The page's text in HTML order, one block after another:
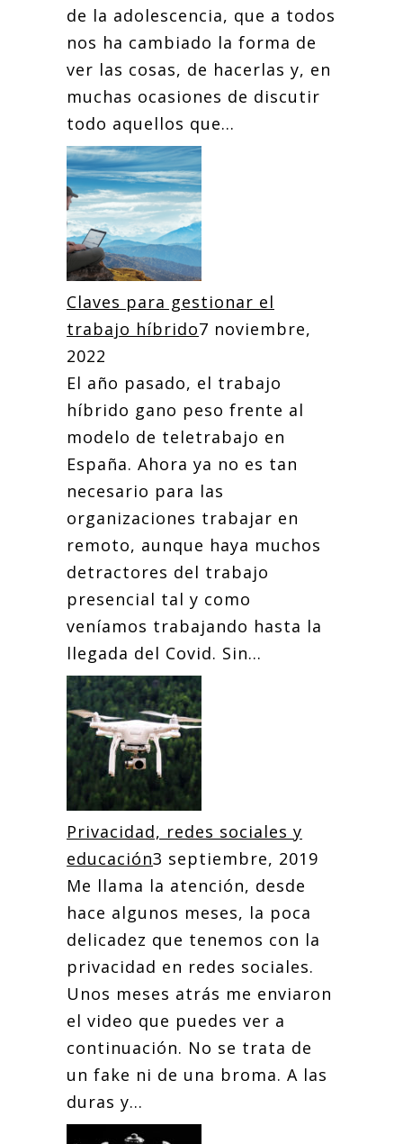
de la adolescencia, que a todos
nos ha cambiado la forma de
ver las cosas, de hacerlas y, en
muchas ocasiones de discutir
todo aquellos que...
Claves para gestionar el
trabajo híbrido7 noviembre,
2022
El año pasado, el trabajo
híbrido gano peso frente al
modelo de teletrabajo en
España. Ahora ya no es tan
necesario para las
organizaciones trabajar en
remoto, aunque haya muchos
detractores del trabajo
presencial tal y como
veníamos trabajando hasta la
llegada del Covid. Sin...
Privacidad, redes sociales y
educación3 septiembre, 2019
Me llama la atención, desde
hace algunos meses, la poca
delicadez que tenemos con la
privacidad en redes sociales.
Unos meses atrás me enviaron
el video que puedes ver a
continuación. No se trata de
un fake ni de una broma. A las
duras y...